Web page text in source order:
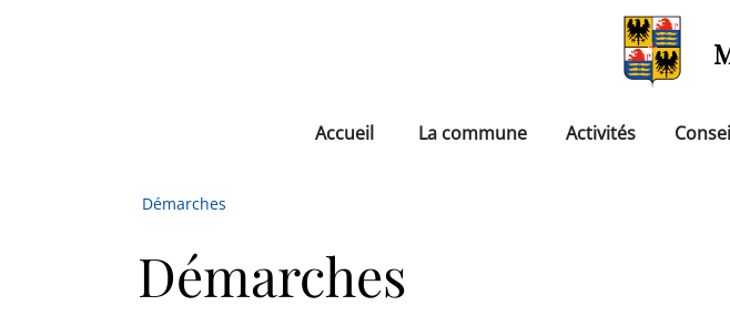
Accueil La commune Activités
Démarches
Démarches